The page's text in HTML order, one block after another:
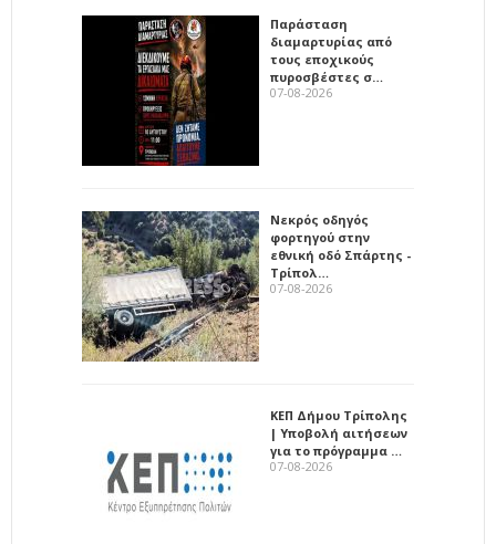
Παράσταση
διαμαρτυρίας από
τους εποχικούς
πυροσβέστες σ…
07-08-2026
Νεκρός οδηγός
φορτηγού στην
εθνική οδό Σπάρτης -
Τρίπολ…
07-08-2026
ΚΕΠ Δήμου Τρίπολης
| Υποβολή αιτήσεων
για το πρόγραμμα …
07-08-2026